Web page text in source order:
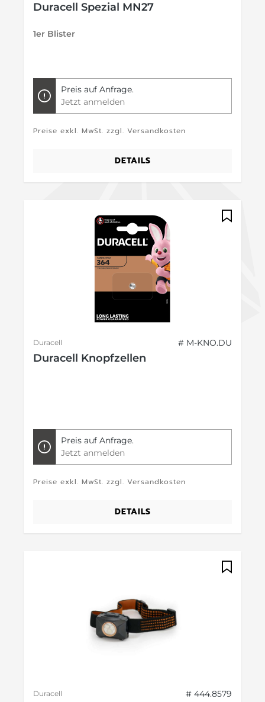
Duracell Spezial MN27
1er Blister
Preis auf Anfrage.
Jetzt anmelden
Preise exkl. MwSt. zzgl. Versandkosten
DETAILS
Duracell # M-KNO.DU
Duracell Knopfzellen
Preis auf Anfrage.
Jetzt anmelden
Preise exkl. MwSt. zzgl. Versandkosten
DETAILS
Duracell # 444.8579